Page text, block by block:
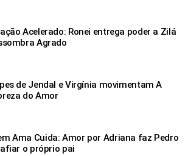
Acelerado: Ronei entrega poder a Zilá
Agrado
de Jendal e Virgínia movimentam A
do Amor
Ama Cuida: Amor por Adriana faz Pedro
o próprio pai